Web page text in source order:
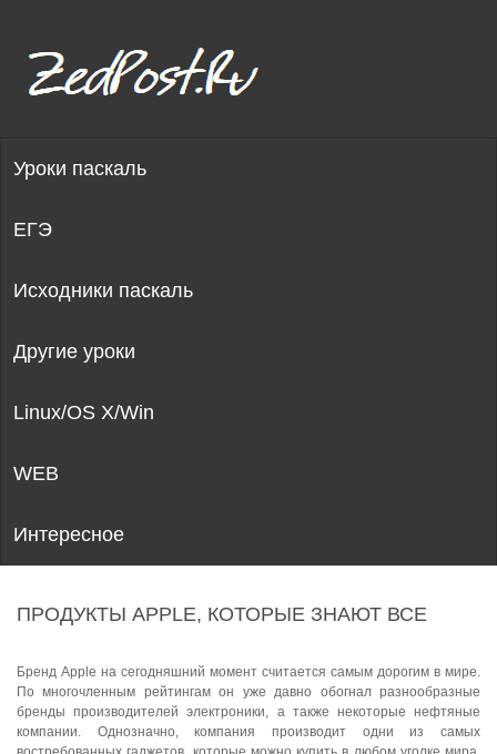
Уроки паскаль
ЕГЭ
Исходники паскаль
Другие уроки
Linux/OS X/Win
WEB
Интересное
ПРОДУКТЫ APPLE, КОТОРЫЕ ЗНАЮТ ВСЕ
Бренд Apple на сегодняшний момент считается самым дорогим в мире.
По многочленным рейтингам он уже давно обогнал разнообразные
бренды производителей электроники, а также некоторые нефтяные
компании. Однозначно, компания производит одни из самых